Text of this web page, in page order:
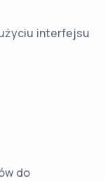
interfejsu
do